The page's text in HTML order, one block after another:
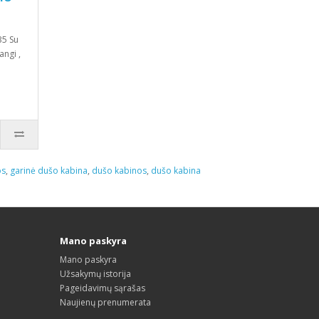
Su
,
, garinė dušo kabina, dušo kabinos, dušo kabina
Mano paskyra
Mano paskyra
Užsakymų istorija
Pageidavimų sąrašas
Naujienų prenumerata